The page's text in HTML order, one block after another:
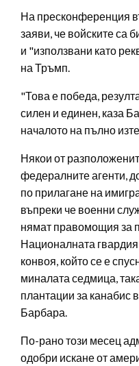
На пресконференция
заяви, че войските са
и "използвани като
на Тръмп.
"Това е победа,
силен и единен, каза
началото на пълно
Някои от
федералните агенти,
по прилагане на
въпреки че военни
нямат правомощия за
Националната гвардия
конвоя, който се е
миналата седмица,
плантации за канабис
Барбара.
По-рано този месец
одобри искане от